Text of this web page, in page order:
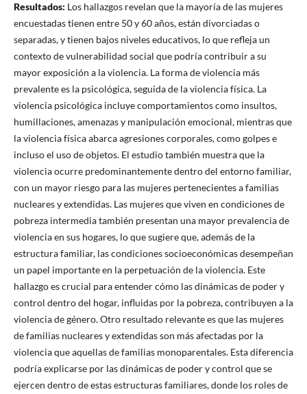
Resultados: Los hallazgos revelan que la mayoría de las mujeres
encuestadas tienen entre 50 y 60 años, están divorciadas o
separadas, y tienen bajos niveles educativos, lo que refleja un
contexto de vulnerabilidad social que podría contribuir a su
mayor exposición a la violencia. La forma de violencia más
prevalente es la psicológica, seguida de la violencia física. La
violencia psicológica incluye comportamientos como insultos,
humillaciones, amenazas y manipulación emocional, mientras que
la violencia física abarca agresiones corporales, como golpes e
incluso el uso de objetos. El estudio también muestra que la
violencia ocurre predominantemente dentro del entorno familiar,
con un mayor riesgo para las mujeres pertenecientes a familias
nucleares y extendidas. Las mujeres que viven en condiciones de
pobreza intermedia también presentan una mayor prevalencia de
violencia en sus hogares, lo que sugiere que, además de la
estructura familiar, las condiciones socioeconómicas desempeñan
un papel importante en la perpetuación de la violencia. Este
hallazgo es crucial para entender cómo las dinámicas de poder y
control dentro del hogar, influidas por la pobreza, contribuyen a la
violencia de género. Otro resultado relevante es que las mujeres
de familias nucleares y extendidas son más afectadas por la
violencia que aquellas de familias monoparentales. Esta diferencia
podría explicarse por las dinámicas de poder y control que se
ejercen dentro de estas estructuras familiares, donde los roles de